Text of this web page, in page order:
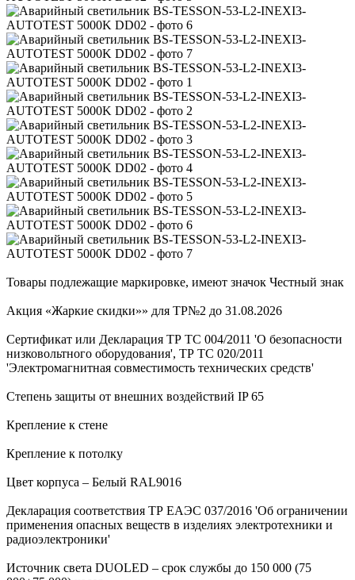
Товары подлежащие маркировке, имеют значок Честный знак
Акция «Жаркие скидки»» для ТР№2 до 31.08.2026
Сертификат или Декларация ТР ТС 004/2011 'О безопасности
низковольтного оборудования', ТР ТС 020/2011
'Электромагнитная совместимость технических средств'
Степень защиты от внешних воздействий IP 65
Крепление к стене
Крепление к потолку
Цвет корпуса – Белый RAL9016
Декларация соответствия ТР ЕАЭС 037/2016 'Об ограничении
применения опасных веществ в изделиях электротехники и
радиоэлектроники'
Источник света DUOLED – срок службы до 150 000 (75